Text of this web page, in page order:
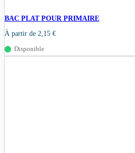
BAC PLAT POUR PRIMAIRE
À partir de 2,15 €
Disponible